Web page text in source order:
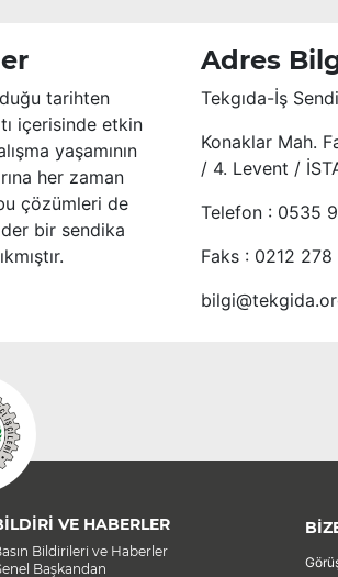
tarihten
içerisinde etkin
yaşamının
her zaman
çözümleri de
bir sendika
Adres
Tekgıda-İş
Konaklar Mah.
/ 4. Levent /
Telefon : 0535
Faks : 0212
VE HABERLER
Bildirileri ve Haberler
Başkandan